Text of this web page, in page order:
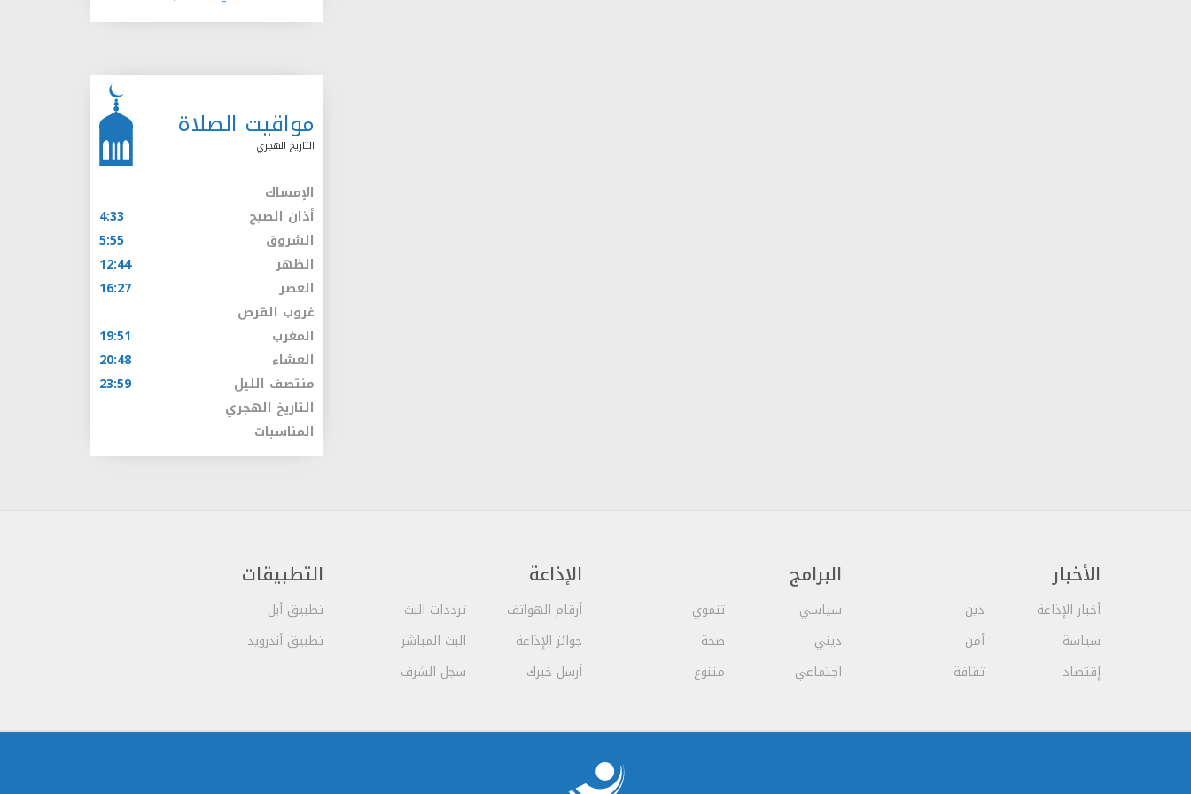
مواقيت الصلاة
التاريخ الهجري
الإمساك
أذان الصبح
4:33
الشروق
5:55
الظهر
12:44
العصر
16:27
غروب القرص
المغرب
19:51
العشاء
20:48
منتصف الليل
23:59
التاريخ الهجري
المناسبات
الأخبار
أخبار الإذاعة
سياسة
إقتصاد
دين
أمن
ثقافة
البرامج
سياسي
ديني
اجتماعي
تنموي
صحة
متنوع
الإذاعة
أرقام الهواتف
جوائز الإذاعة
أرسل خبرك
ترددات البث
البث المباشر
سجل الشرف
التطبيقات
تطبيق أبل
تطبيق أندرويد